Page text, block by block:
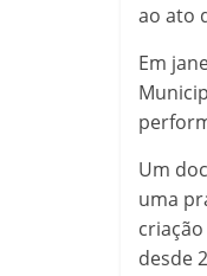
ao ato
Em
Um
uma
desde